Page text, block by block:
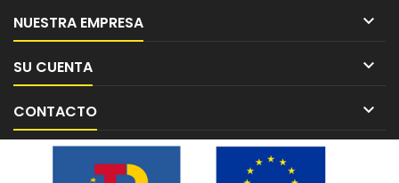
NUESTRA EMPRESA 
SU CUENTA 
CONTACTO 